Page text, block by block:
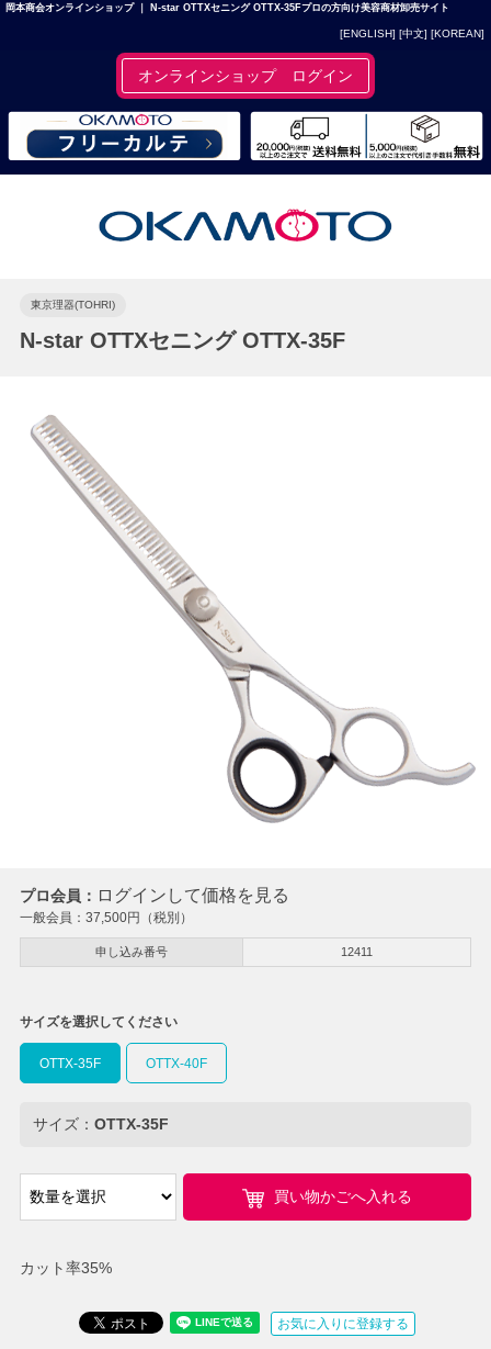
岡本商会オンラインショップ ｜ N-star OTTXセニング OTTX-35Fプロの方向け美容商材卸売サイト
[ENGLISH] [中文] [KOREAN]
オンラインショップ ログイン
東京理器(TOHRI)
N-star OTTXセニング OTTX-35F
プロ会員： ログインして価格を見る
一般会員： 37,500円（税別）
申し込み番号 12411
カット率35%
サイズを選択してください
OTTX-35F OTTX-40F
サイズ： OTTX-35F
買い物かごへ入れる
お気に入りに登録する